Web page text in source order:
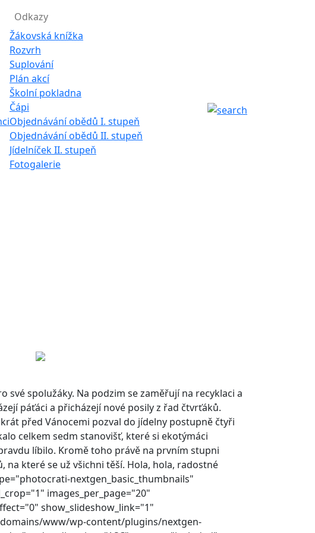
Odkazy
Žákovská knížka
Rozvrh
Suplování
Plán akcí
Školní pokladna
Čápi
Objednávání obědů I. stupeň
Objednávání obědů II. stupeň
Jídelníček II. stupeň
Fotogalerie
spolužáky. Na podzim se zaměřují na recyklaci a
páťáci a přicházejí nové posily z řad čtvrťáků.
před Vánocemi pozval do jídelny postupně čtyři
celkem sedm stanovišť, které si ekotýmáci
líbilo. Kromě toho právě na prvním stupni
na které se už všichni těší. Hola, hola, radostné
nextgen_basic_thumbnails"
images_per_page="20"
show_slideshow_link="1"
www/wp-content/plugins/nextgen-